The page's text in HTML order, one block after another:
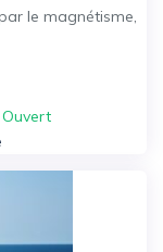
le magnétisme,
Ouvert